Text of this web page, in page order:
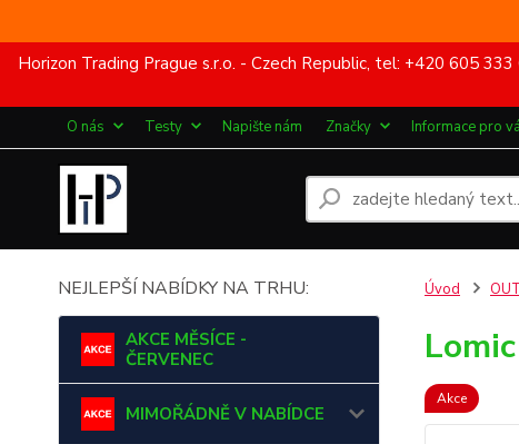
Horizon Trading Prague s.r.o. - Czech Republic, tel: +420 605
O nás Testy Napište nám Značky Informace pro
NEJLEPŠÍ NABÍDKY NA TRHU:
AKCE MĚSÍCE -
ČERVENEC
MIMOŘÁDNĚ V NABÍDCE
Úvod
Akce